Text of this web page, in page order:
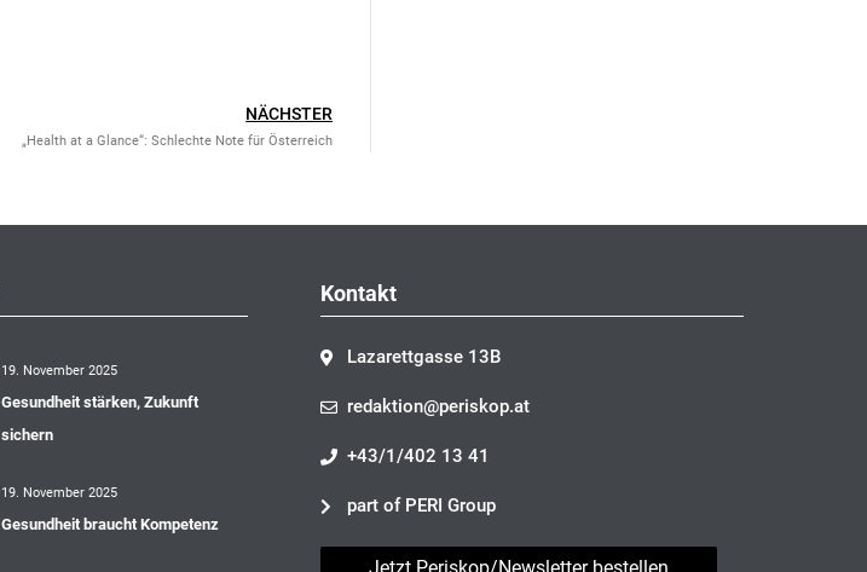
NÄCHSTER
„Health at a Glance“: Schlechte Note für Österreich
19. November 2025
Gesundheit stärken, Zukunft
sichern
19. November 2025
Gesundheit braucht Kompetenz
Kontakt
Lazarettgasse 13B
redaktion@periskop.at
+43/1/402 13 41
part of PERI Group